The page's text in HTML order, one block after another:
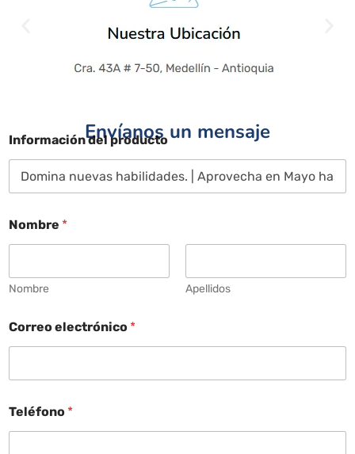
Envíanos un mensaje
Información del producto
Nombre *
Nombre Apellidos
Correo electrónico *
Teléfono *